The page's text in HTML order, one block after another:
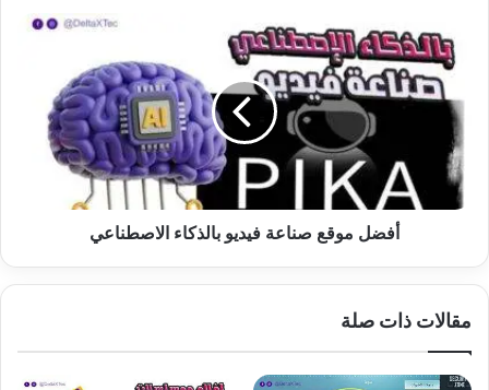
موقع
صناعة
فيديو
بالذكاء
الاصطناعي
أفضل موقع صناعة فيديو بالذكاء الاصطناعي
مقالات ذات صلة